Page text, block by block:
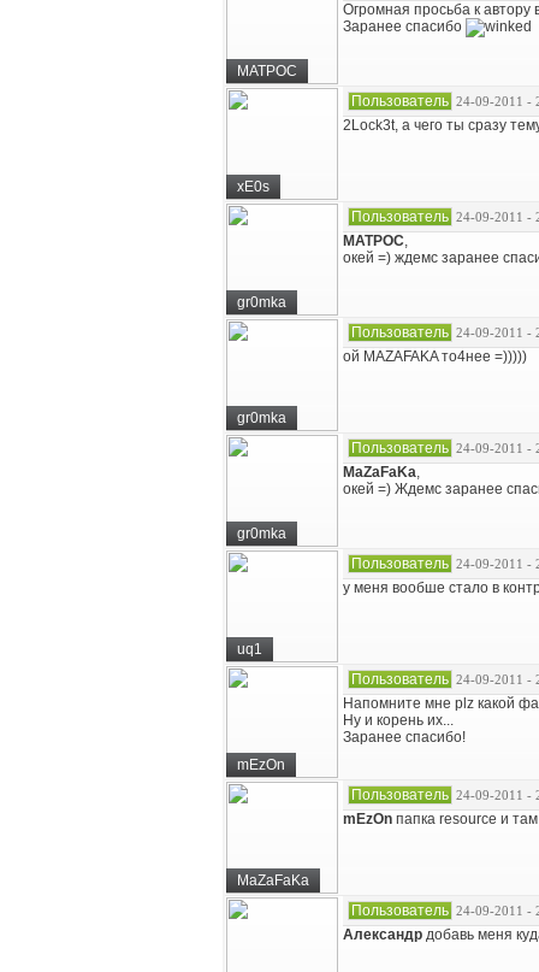
MATPOC
Огромная просьба к автору
Заранее спасибо
xE0s
Пользователь 24-09-2011 -
2Lock3t, а чего ты сразу
gr0mka
Пользователь 24-09-2011 -
MATPOC,
окей =) ждемс заранее
gr0mka
Пользователь 24-09-2011 -
ой MAZAFAKA то4нее =)))))
gr0mka
Пользователь 24-09-2011 -
MaZaFaKa,
окей =) Ждемс заранее
uq1
Пользователь 24-09-2011 -
у меня вообше стало в
mEzOn
Пользователь 24-09-2011 -
Напомните мне plz какой
Ну и корень их...
Заранее спасибо!
MaZaFaKa
Пользователь 24-09-2011 -
mEzOn папка resource и
Пользователь 24-09-2011 -
Александр добавь меня